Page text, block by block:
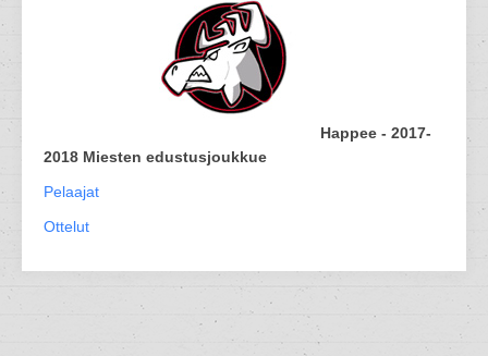
Happee - 2017-
2018 Miesten edustusjoukkue
Pelaajat
Ottelut